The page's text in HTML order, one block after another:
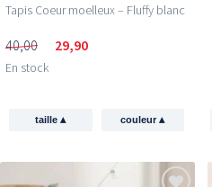
Tapis Coeur moelleux – Fluffy blanc
40,00 29,90
En stock
taille▴ couleur▴